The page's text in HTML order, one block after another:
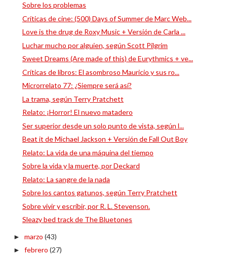
Sobre los problemas
Críticas de cine: (500) Days of Summer de Marc Web...
Love is the drug de Roxy Music + Versión de Carla ...
Luchar mucho por alguien, según Scott Pilgrim
Sweet Dreams (Are made of this) de Eurythmics + ve...
Críticas de libros: El asombroso Mauricio y sus ro...
Microrrelato 77: ¿Siempre será así?
La trama, según Terry Pratchett
Relato: ¡Horror! El nuevo matadero
Ser superior desde un solo punto de vista, según l...
Beat it de Michael Jackson + Versión de Fall Out Boy
Relato: La vida de una máquina del tiempo
Sobre la vida y la muerte, por Deckard
Relato: La sangre de la nada
Sobre los cantos gatunos, según Terry Pratchett
Sobre vivir y escribir, por R. L. Stevenson.
Sleazy bed track de The Bluetones
► marzo (43)
► febrero (27)